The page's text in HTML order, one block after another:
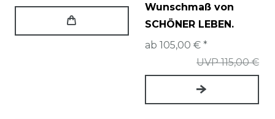
Wunschmaß von
SCHÖNER LEBEN.
UVP 115,00 €
ab 105,00 € *